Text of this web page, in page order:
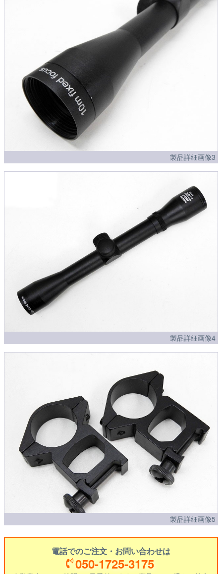
製品詳細画像3
製品詳細画像4
製品詳細画像5
電話でのご注文・お問い合わせは
050-1725-3175